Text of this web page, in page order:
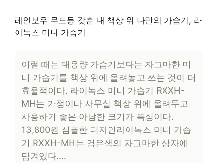
레인보우 무드등 갖춘 내 책상 위 나만의 가습기, 라
이녹스 미니 가습기
이럴 때는 대용량 가습기보다는 자그마한 미
니 가습기를 책상 위에 올려놓고 쓰는 것이 더
효율적이다. 라이녹스 미니 가습기 RXXH-
MH는 가정이나 사무실 책상 위에 올려두고
사용하기 좋은 아담한 크기가 특징이다.
13,800원 심플한 디자인라이녹스 미니 가습
기 RXXH-MH는 검은색의 자그마한 상자에
담겨있다….